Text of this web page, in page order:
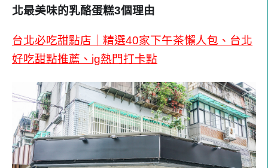
北最美味的乳酪蛋糕3個理由
台北必吃甜點店｜精選40家下午茶懶人包、台北
好吃甜點推薦、ig熱門打卡點